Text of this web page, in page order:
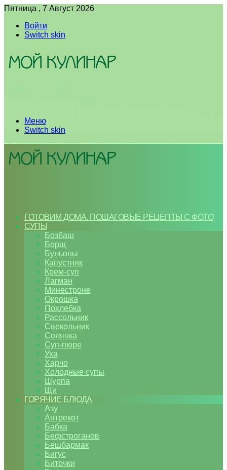
Пятница , 7 Август 2026
Войти
Switch skin
Меню
Switch skin
ГОТОВИМ ДОМА. ПОШАГОВЫЕ РЕЦЕПТЫ С ФОТО
СУПЫ
Бозбаш
Борщ
Бульоны
Капустняк
Крем-суп
Лагман
Минестроне
Окрошка
Похлебка
Рассольник
Свекольник
Солянка
Суп-пюре
Уха
Харчо
Холодные супы
Шурпа
Щи
ГОРЯЧИЕ БЛЮДА
Азу
Антрекот
Бабка
Бефстроганов
Бешбармак
Бигус
Биточки